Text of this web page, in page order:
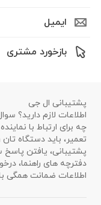
ایمیل
بازخورد مشتری
پشتیبانی ال جی
اطلاعات لازم دارید؟
چه برای ارتباط با
تعمیر، باید دستگاه
پشتیبانی، یافتن
دفترچه های راهنما،
اطلاعات ضمانت همگی